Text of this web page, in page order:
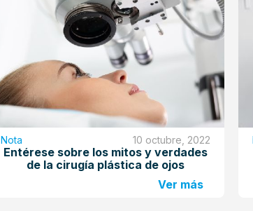
Nota 10 octubre, 2022
Entérese sobre los mitos y verdades
de la cirugía plástica de ojos
Ver más